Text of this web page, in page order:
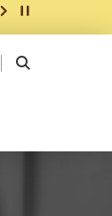
下一个开始/暂停幻灯
开启搜寻框